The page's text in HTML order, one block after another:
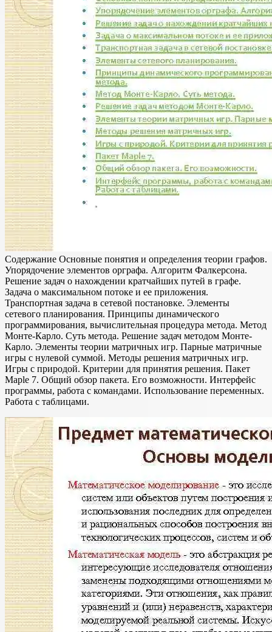
Содержание Основные понятия и определения теории графов.
Упорядочение элементов орграфа. Алгоритм Фалкерсона.
Решение задач о нахождении кратчайших путей в графе.
Задача о максимальном потоке и ее приложения.
Транспортная задача в сетевой постановке. Элементы
сетевого планирования. Принципы динамического
программирования, вычислительная процедура метода. Метод
Монте-Карло. Суть метода. Решение задач методом Монте-
Карло. Элементы теории матричных игр. Парные матричные
игры с нулевой суммой. Методы решения матричных игр.
Игры с природой. Критерии для принятия решения. Пакет
Maple 7. Общий обзор пакета. Его возможности. Интерфейс
программы, работа с командами. Использование переменных.
Работа с таблицами.